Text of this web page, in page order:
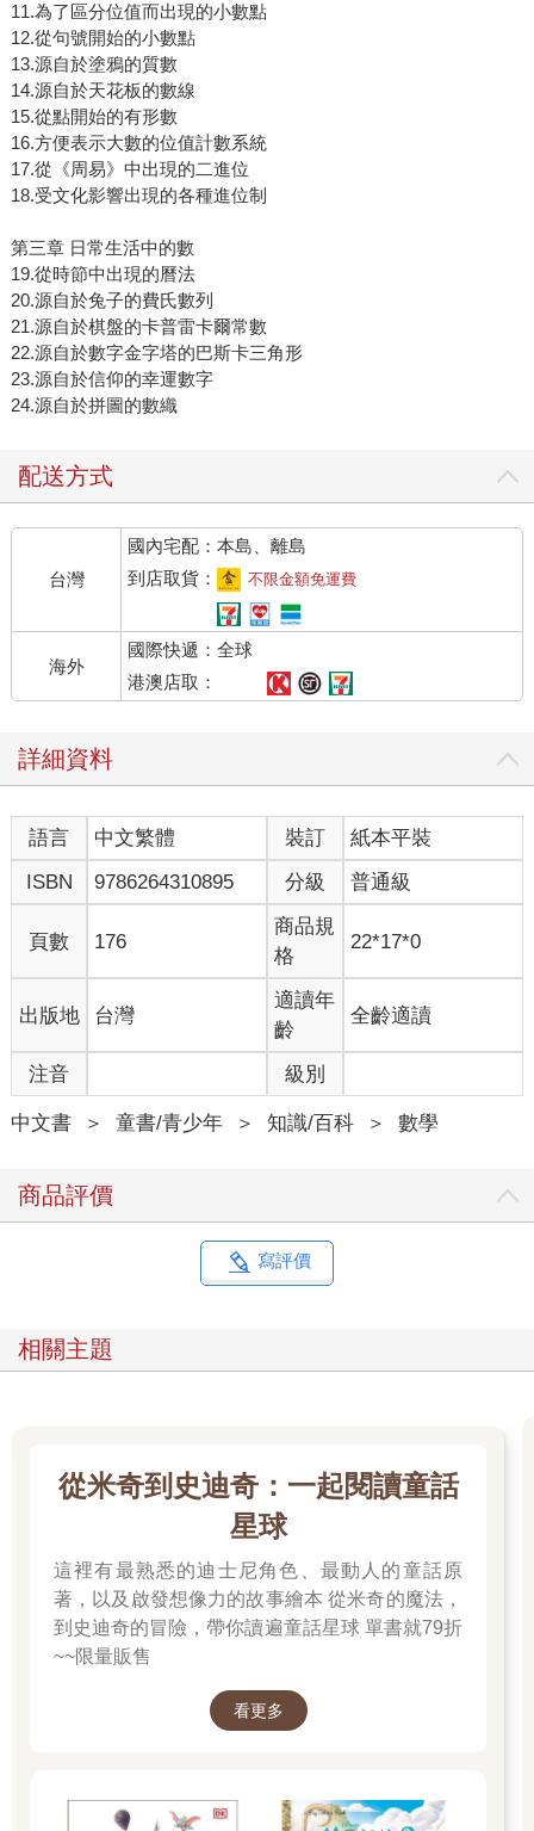
11.為了區分位值而出現的小數點
12.從句號開始的小數點
13.源自於塗鴉的質數
14.源自於天花板的數線
15.從點開始的有形數
16.方便表示大數的位值計數系統
17.從《周易》中出現的二進位
18.受文化影響出現的各種進位制
第三章 日常生活中的數
19.從時節中出現的曆法
20.源自於兔子的費氏數列
21.源自於棋盤的卡普雷卡爾常數
22.源自於數字金字塔的巴斯卡三角形
23.源自於信仰的幸運數字
24.源自於拼圖的數織
配送方式
台灣
國內宅配：本島、離島
到店取貨：
不限金額免運費
海外
國際快遞：全球
港澳店取：
詳細資料
語言 中文繁體 裝訂
紙本平裝
ISBN
9786264310895 分級 普通級
頁數 176
商品規
格
22*17*0
出版地 台灣
適讀年
齡
全齡適讀
注音 級別
中文書 ＞ 童書/青少年 ＞ 知識/百科 ＞ 數學
商品評價
寫評價
相關主題
從米奇到史迪奇：一起閱讀童話
星球
這裡有最熟悉的迪士尼角色、最動人的童話原
著，以及啟發想像力的故事繪本 從米奇的魔法，
到史迪奇的冒險，帶你讀遍童話星球 單書就79折
~~限量販售
看更多